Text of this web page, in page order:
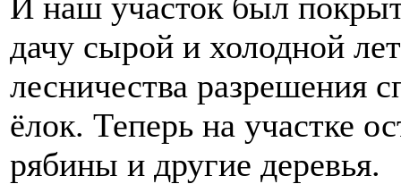
дачу сырой и холодной
лесничества разрешения
ёлок. Теперь на участке
рябины и другие деревья.